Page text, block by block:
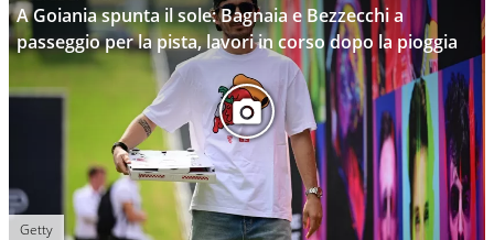
A Goiania spunta il sole: Bagnaia e Bezzecchi a
passeggio per la pista, lavori in corso dopo la pioggia
Getty